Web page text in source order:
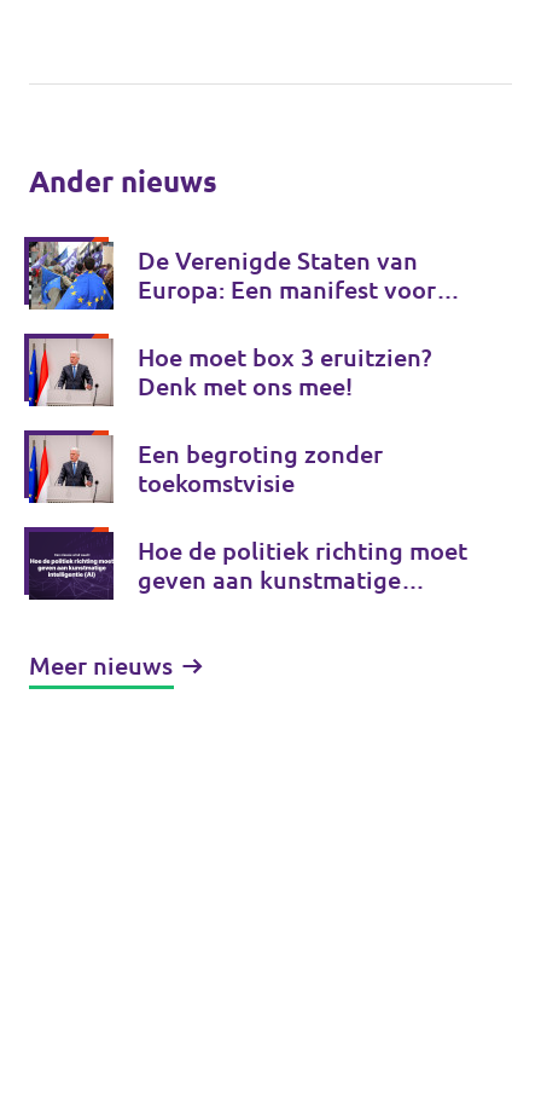
Ander nieuws
De Verenigde Staten van
Europa: Een manifest voor
Hoe moet box 3 eruitzien?
Denk met ons mee!
Een begroting zonder
toekomstvisie
Hoe de politiek richting moet
geven aan kunstmatige
Meer nieuws